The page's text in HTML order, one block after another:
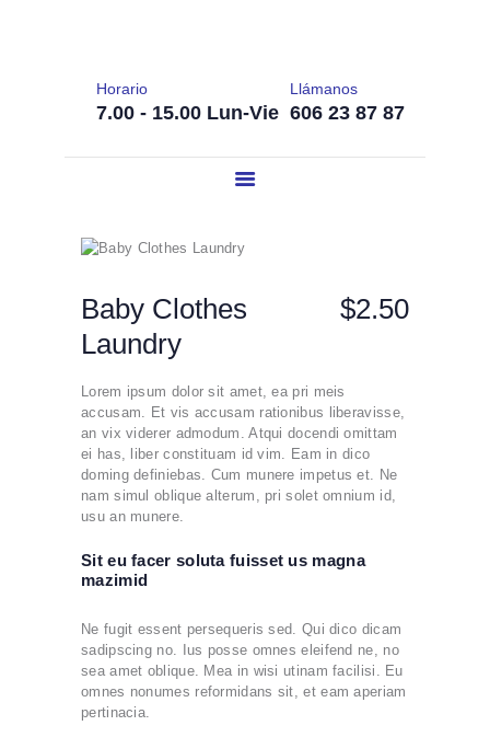
Horario
7.00 - 15.00 Lun-Vie
Llámanos
606 23 87 87
RESTAURANTES
CLIENTES
CONTACTO
Baby Clothes
Laundry
$2.50
Lorem ipsum dolor sit amet, ea pri meis
accusam. Et vis accusam rationibus liberavisse,
an vix viderer admodum. Atqui docendi omittam
ei has, liber constituam id vim. Eam in dico
doming definiebas. Cum munere impetus et. Ne
nam simul oblique alterum, pri solet omnium id,
usu an munere.
Sit eu facer soluta fuisset us magna
mazimid
Ne fugit essent persequeris sed. Qui dico dicam
sadipscing no. Ius posse omnes eleifend ne, no
sea amet oblique. Mea in wisi utinam facilisi. Eu
omnes nonumes reformidans sit, et eam aperiam
pertinacia.